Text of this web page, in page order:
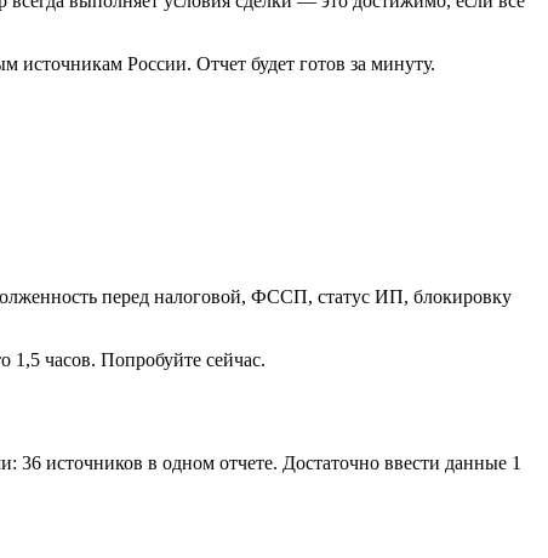
источникам России. Отчет будет готов за минуту.
перед налоговой, ФССП, статус ИП, блокировку
1,5 часов. Попробуйте сейчас.
36 источников в одном отчете. Достаточно ввести данные 1